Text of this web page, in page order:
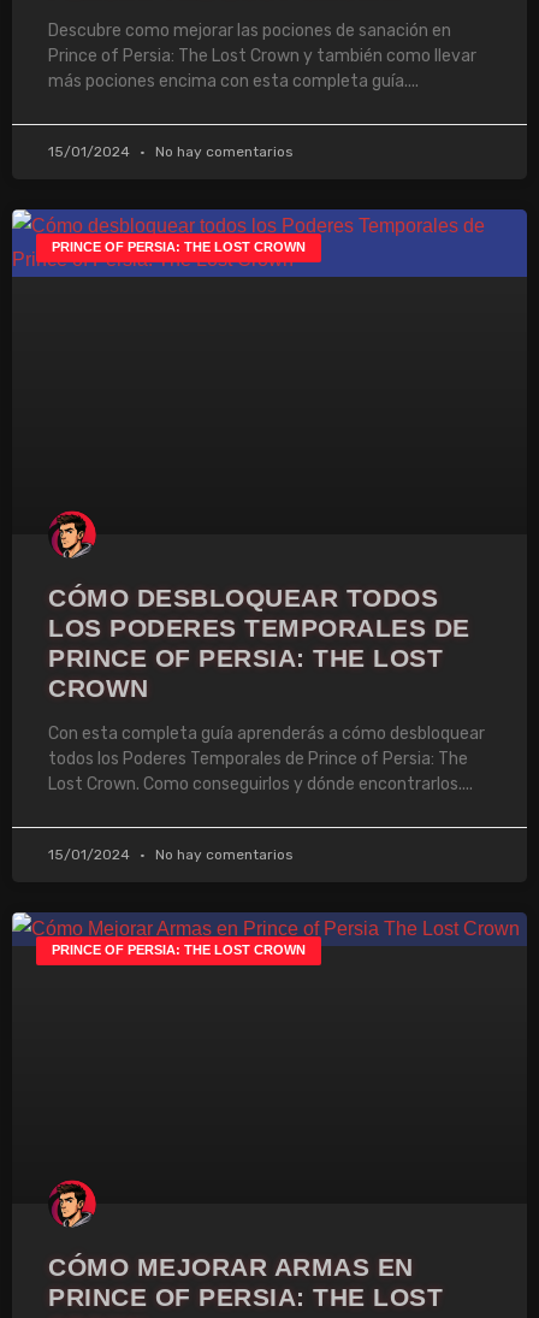
Descubre como mejorar las pociones de sanación en
Prince of Persia: The Lost Crown y también como llevar
más pociones encima con esta completa guía.
15/01/2024 No hay comentarios
PRINCE OF PERSIA: THE LOST CROWN
CÓMO DESBLOQUEAR TODOS
LOS PODERES TEMPORALES DE
PRINCE OF PERSIA: THE LOST
CROWN
Con esta completa guía aprenderás a cómo desbloquear
todos los Poderes Temporales de Prince of Persia: The
Lost Crown. Como conseguirlos y dónde encontrarlos.
15/01/2024 No hay comentarios
PRINCE OF PERSIA: THE LOST CROWN
CÓMO MEJORAR ARMAS EN
PRINCE OF PERSIA: THE LOST